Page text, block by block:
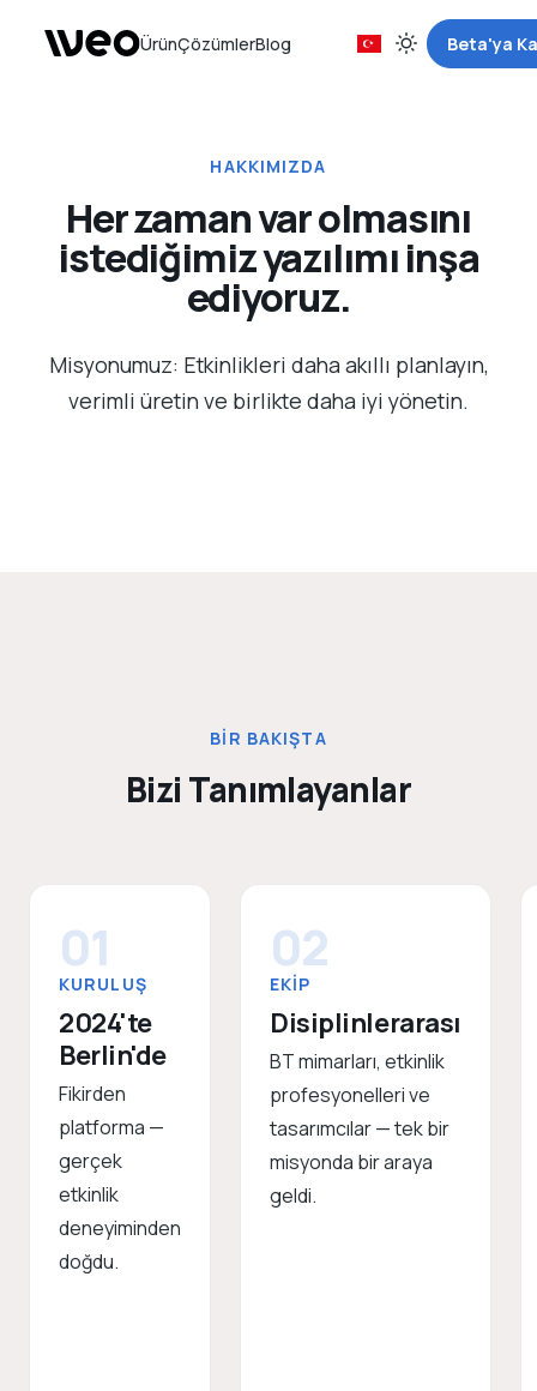
ÜrünÇözümlerBlog Beta'ya
HAKKIMIZDA
Her zaman var olmasını
istediğimiz yazılımı inşa
ediyoruz.
Misyonumuz: Etkinlikleri daha akıllı planlayın,
verimli üretin ve birlikte daha iyi yönetin.
BIR BAKIŞTA
Bizi Tanımlayanlar
01
KURULUŞ
2024'te
Berlin'de
Fikirden
platforma —
gerçek
etkinlik
deneyiminden
doğdu.
02
EKIP
Disiplinlerarası
BT mimarları, etkinlik
profesyonelleri ve
tasarımcılar — tek bir
misyonda bir araya
geldi.